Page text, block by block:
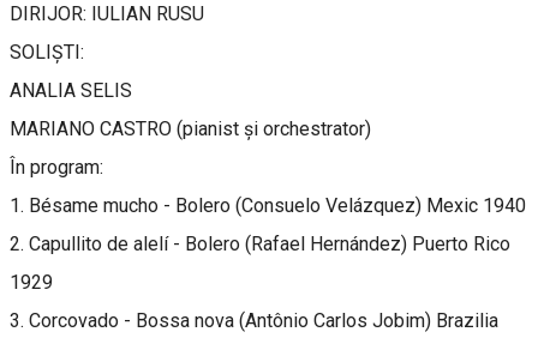
DIRIJOR: IULIAN RUSU
SOLIȘTI:
ANALIA SELIS
MARIANO CASTRO (pianist și orchestrator)
În program:
1. Bésame mucho - Bolero (Consuelo Velázquez) Mexic 1940
2. Capullito de alelí - Bolero (Rafael Hernández) Puerto Rico
1929
3. Corcovado - Bossa nova (Antônio Carlos Jobim) Brazilia